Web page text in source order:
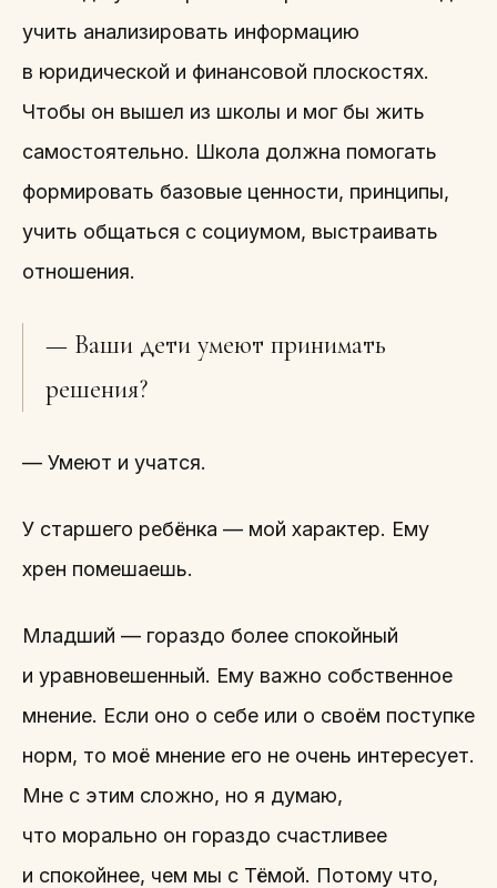
учить анализировать информацию
в юридической и финансовой плоскостях.
Чтобы он вышел из школы и мог бы жить
самостоятельно. Школа должна помогать
формировать базовые ценности, принципы,
учить общаться с социумом, выстраивать
отношения.
— Ваши дети умеют принимать
решения?
— Умеют и учатся.
У старшего ребёнка — мой характер. Ему
хрен помешаешь.
Младший — гораздо более спокойный
и уравновешенный. Ему важно собственное
мнение. Если оно о себе или о своём поступке
норм, то моё мнение его не очень интересует.
Мне с этим сложно, но я думаю,
что морально он гораздо счастливее
и спокойнее, чем мы с Тёмой. Потому что,